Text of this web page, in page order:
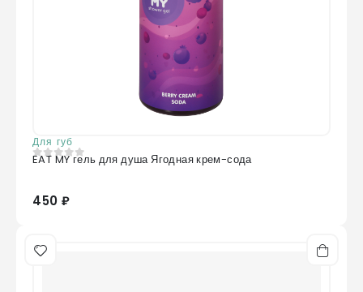
Для губ
0из 5
EAT MY гель для душа Ягодная крем-сода
450 ₽